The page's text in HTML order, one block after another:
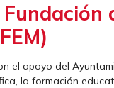
el apoyo del
la formación